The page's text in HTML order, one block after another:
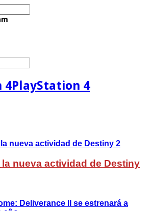
PlayStation 4
la nueva actividad de Destiny